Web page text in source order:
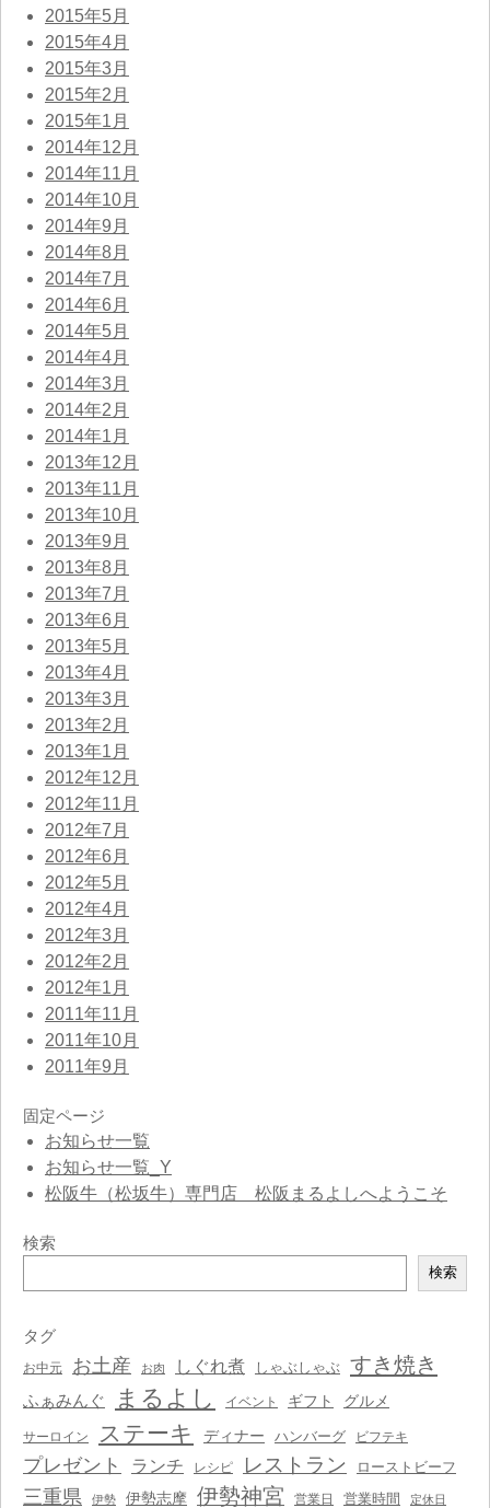
2015年5月
2015年4月
2015年3月
2015年2月
2015年1月
2014年12月
2014年11月
2014年10月
2014年9月
2014年8月
2014年7月
2014年6月
2014年5月
2014年4月
2014年3月
2014年2月
2014年1月
2013年12月
2013年11月
2013年10月
2013年9月
2013年8月
2013年7月
2013年6月
2013年5月
2013年4月
2013年3月
2013年2月
2013年1月
2012年12月
2012年11月
2012年7月
2012年6月
2012年5月
2012年4月
2012年3月
2012年2月
2012年1月
2011年11月
2011年10月
2011年9月
固定ページ
お知らせ一覧
お知らせ一覧_Y
松阪牛（松坂牛）専門店 松阪まるよしへようこそ
検索
索
検索
タグ
お中元 お土産 お肉 しぐれ煮 しゃぶしゃぶ すき焼き
ふぁみんぐ まるよし イベント ギフト グルメ
サーロイン ステーキ ディナー ハンバーグ ビフテキ
プレゼント ランチ レシピ レストラン ローストビーフ
三重県 伊勢 伊勢志摩 伊勢神宮 営業日 営業時間 定休日